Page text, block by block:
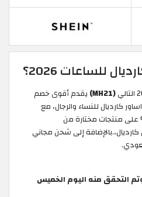
للساعات 2026؟
(MH21)
يقدم أقوى خصم
كارديال للنساء والرجال، مع
إضافية تصل إلى 50% على منتجات مختارة من
إلى شحن مجاني
التحقق منه اليوم الخميس